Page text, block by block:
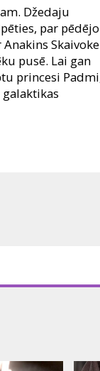
Džedaju
par pēdējo
pusē. Lai gan
princesi
Christensen, Ian